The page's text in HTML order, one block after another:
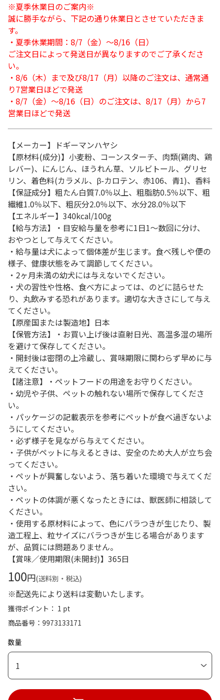
※夏季休業日のご案内※
誠に勝手ながら、下記の通り休業日とさせていただきま
す。
・夏季休業期間：8/7（金）～8/16（日）
ご注文日によって発送日が異なりますのでご了承くださ
い。
・8/6（木）まで及び8/17（月）以降のご注文は、通常通
り7営業日ほどで発送
・8/7（金）～8/16（日）のご注文は、8/17（月）から7
営業日ほどで発送
【メーカー】ドギーマンハヤシ
【原材料(成分)】小麦粉、コーンスターチ、肉類(鶏肉、鶏
レバー)、にんじん、ほうれん草、ソルビトール、グリセ
リン、着色料(カラメル、β-カロテン、赤106、青1)、香料
【保証成分】粗たん白質7.0％以上、粗脂肪0.5％以下、粗
繊維1.0％以下、粗灰分2.0％以下、水分28.0％以下
【エネルギー】340kcal/100g
【給与方法】・目安給与量を参考に1日1～数回に分け、
おやつとして与えてください。
・給与量は犬によって個体差が生じます。食べ残しや便の
様子、健康状態をみて調節してください。
・2ヶ月未満の幼犬には与えないでください。
・犬の習性や性格、食べ方によっては、のどに詰らせた
り、丸飲みする恐れがあります。適切な大きさにして与え
てください。
【原産国または製造地】日本
【保管方法】・お買い上げ後は直射日光、高温多湿の場所
を避けて保存してください。
・開封後は密閉の上冷蔵し、賞味期限に関わらず早めに与
えてください。
【諸注意】・ペットフードの用途をお守りください。
・幼児や子供、ペットの触れない場所で保存してくださ
い。
・パッケージの記載表示を参考にペットが食べ過ぎないよ
うにしてください。
・必ず様子を見ながら与えてください。
・子供がペットに与えるときは、安全のため大人が立ち会
ってください。
・ペットが興奮しないよう、落ち着いた環境で与えてくだ
さい。
・ペットの体調が悪くなったときには、獣医師に相談して
ください。
・使用する原材料によって、色にバラつきが生じたり、製
造工程上、粒サイズにバラつきが生じる場合があります
が、品質には問題ありません。
【賞味／使用期限(未開封)】365日
100円(送料別・税込)
※配送先により送料は変動いたします。
獲得ポイント： 1 pt
商品番号
9973133171
数量
1